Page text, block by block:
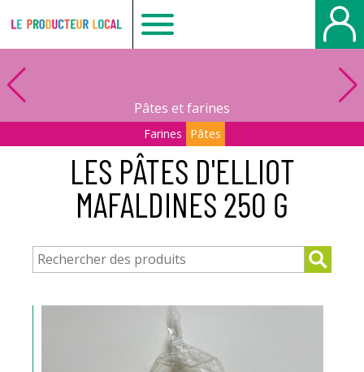
Le
local
-
Beauvais
Pâtes et farines
Farines Pâtes
LES PÂTES D'ELLIOT
MAFALDINES 250 G